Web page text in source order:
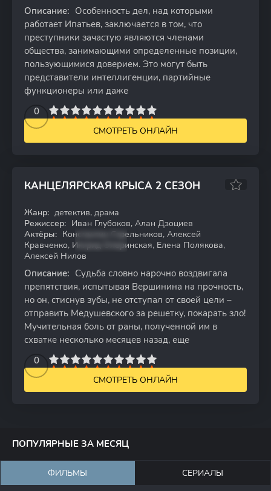
Описание: Особенность дел, над которыми
работает Ипатьев, заключается в том, что
преступники зачастую являются членами
общества, занимающими определенные позиции,
пользующимися доверием. Это могут быть
представители интеллигенции, партийные
функционеры или даже
0
5 7 8 9 10
СМОТРЕТЬ ОНЛАЙН
КАНЦЕЛЯРСКАЯ КРЫСА 2 СЕЗОН
WEB-DL
6.72 6.2
Жанр: детектив, драма
Режиссер: Иван Глубоков, Алан Дзоциев
Актёры: Константин Стрельников, Алексей
Кравченко, Ингрид Олеринская, Елена Полякова,
Алексей Нилов
Описание: Судьба словно нарочно воздвигала
препятствия, испытывая Вершинина на прочность,
но он, стиснув зубы, не отступал от своей цели –
отправить Медушевского за решетку, покарать зло!
Мучительная боль от раны, полученной им в
схватке несколько месяцев назад, еще
0
5 7 8 9 10
СМОТРЕТЬ ОНЛАЙН
ПОПУЛЯРНЫЕ ЗА МЕСЯЦ
ФИЛЬМЫ СЕРИАЛЫ